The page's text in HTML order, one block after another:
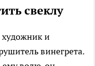
свеклу
и
винегрета.